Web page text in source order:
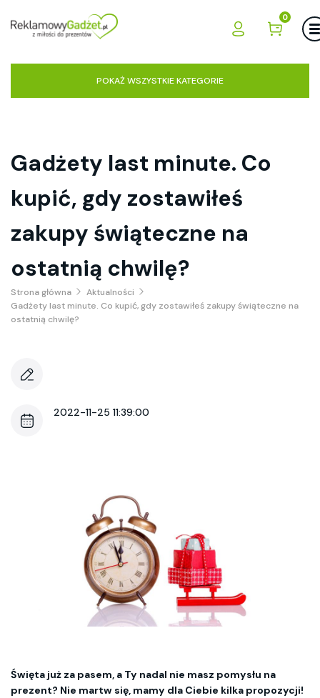
0
POKAŻ WSZYSTKIE KATEGORIE
Gadżety last minute. Co
kupić, gdy zostawiłeś
zakupy świąteczne na
ostatnią chwilę?
Strona główna
Aktualności
Gadżety last minute. Co kupić, gdy zostawiłeś zakupy świąteczne na
ostatnią chwilę?
2022-11-25 11:39:00
Święta już za pasem, a Ty nadal nie masz pomysłu na
prezent? Nie martw się, mamy dla Ciebie kilka propozycji!